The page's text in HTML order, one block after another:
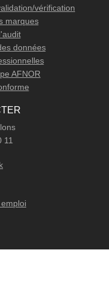
vérification
marques
données
AFNOR
11